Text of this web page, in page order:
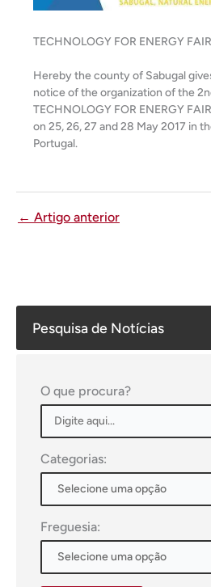
Pesquisa de Notícias
O que procura?
Categorias:
Freguesia:
TECHNOLOGY FOR ENERGY
Hereby the county of Sabugal
notice of the organization of the
TECHNOLOGY FOR ENERGY
on 25, 26, 27 and 28 May 2017 in
Portugal.
← Artigo anterior